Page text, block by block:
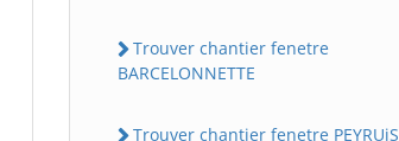
Trouver chantier fenetre
BARCELONNETTE
Trouver chantier fenetre PEYRUiS